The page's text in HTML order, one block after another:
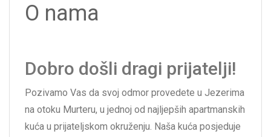
O nama
Dobro došli dragi prijatelji!
Pozivamo Vas da svoj odmor provedete u Jezerima
na otoku Murteru, u jednoj od najljepših apartmanskih
kuća u prijateljskom okruženju. Naša kuća posjeduje